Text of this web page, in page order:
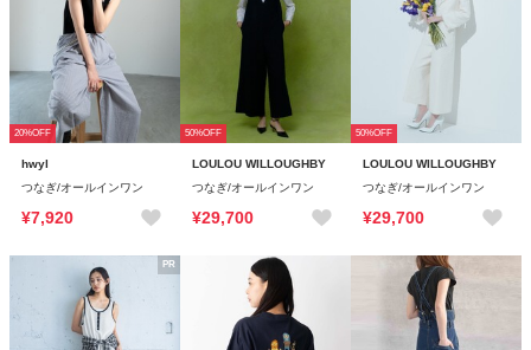
20%OFF
hwyl
つなぎ/オールインワン
¥7,920
50%OFF
LOULOU WILLOUGHBY
つなぎ/オールインワン
¥29,700
50%OFF
LOULOU WILLOUGHBY
つなぎ/オールインワン
¥29,700
PR